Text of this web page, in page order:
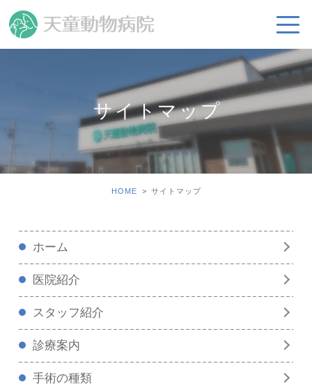
サイトマップ
HOME サイトマップ
ホーム
医院紹介
スタッフ紹介
診療案内
手術の種類